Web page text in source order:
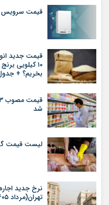
قیمت سرویس
۱۰ کیلویی
بخریم؟ +
شد
لیست قیمت
نرخ جدید
تهران(مرداد ۱۴۰۵)